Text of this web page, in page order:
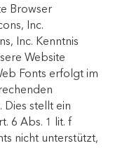
Browser
Inc.
Inc. Kenntnis
Website
Fonts erfolgt im
Dies stellt ein
6 Abs. 1 lit. f
nicht unterstützt,